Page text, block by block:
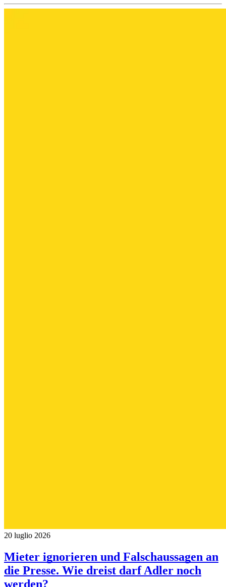
20 luglio 2026
Mieter ignorieren und Falschaussagen an
die Presse. Wie dreist darf Adler noch
werden?